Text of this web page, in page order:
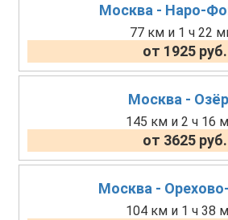
Москва - Наро-
77 км и 1 ч 22
от 1925 руб.
Москва -
145 км и 2 ч 16
от 3625 руб.
Москва -
104 км и 1 ч 38